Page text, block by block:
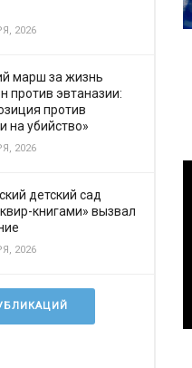
2026
марш за жизнь
против эвтаназии:
против
на убийство»
2026
детский сад
книгами» вызвал
2026